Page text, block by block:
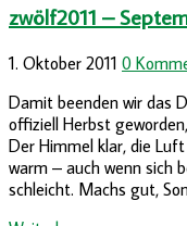
zwölf2011 –
1. Oktober 2011 0
Damit beenden wir das
offiziell Herbst
Der Himmel klar, die
warm – auch wenn sich
schleicht. Machs gut,